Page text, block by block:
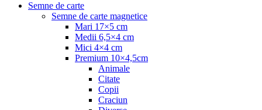
Semne de carte
Semne de carte magnetice
Mari 17×5 cm
Medii 6,5×4 cm
Mici 4×4 cm
Premium 10×4,5cm
Animale
Citate
Copii
Craciun